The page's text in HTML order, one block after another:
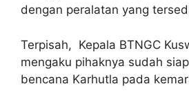
dengan peralatan yang
Terpisah, Kepala BTNGC
mengaku pihaknya sudah
bencana Karhutla pada